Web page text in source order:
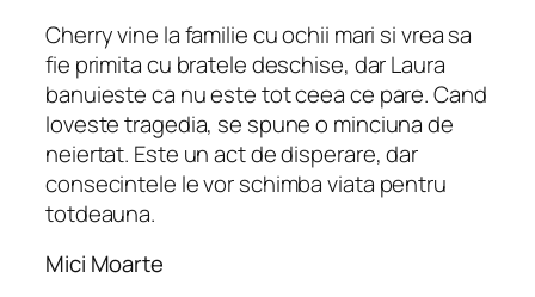
Cherry vine la familie cu ochii mari si vrea sa
fie primita cu bratele deschise, dar Laura
banuieste ca nu este tot ceea ce pare. Cand
loveste tragedia, se spune o minciuna de
neiertat. Este un act de disperare, dar
consecintele le vor schimba viata pentru
totdeauna.
Mici Moarte